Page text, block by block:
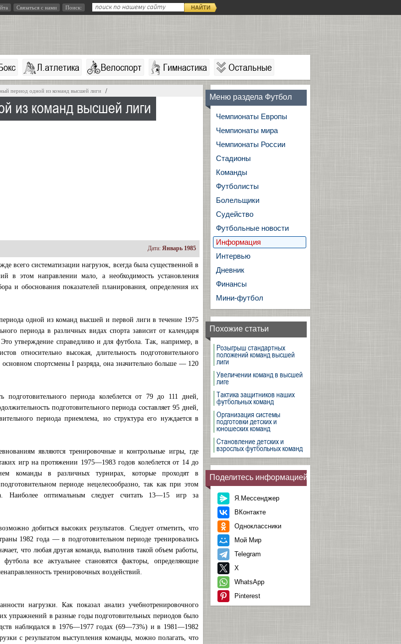
Связаться с нами Поиск: НАЙТИ
Л.атлетика Велоспорт Гимнастика Остальные
период одной из команд высшей лиги
из команд высшей лиги
Дата: Январь 1985
всего систематизации нагрузок, всегда была существенной в
в этом направлении мало, а необходимость установления
и обоснования показателей планирования, определения их
одной из команд высшей и первой лиги в течение 1975
периода в различных видах спорта зависит от календаря
утверждение справедливо и для футбола. Так, например, в
относительно высокая, длительность подготовительного
основном спортсмены I разряда, она значительно больше — 120
подготовительного периода колеблется от 79 до 111 дней,
подготовительного периода составляет 95 дней,
периода приемлема, но структура его нуждается в
являются тренировочные и контрольные игры, где
игр на протяжении 1975—1983 годов колеблется от 14 до
команды в различных турнирах, которые проходят в
периоде нецелесообразно, так как при этом
Наиболее оптимальным следует считать 13—15 игр за
добиться высоких результатов. Следует отметить, что
1982 года — в подготовительном периоде тренировались
что любая другая команда, выполнив такой объем работы,
все актуальнее становятся факторы, определяющие
тренировочных воздействий.
нагрузки. Как показал анализ учебнотренировочного
упражнений в разные годы подготовительных периодов было
наблюдался в 1976—1977 годах (69—73%) и в 1981—1982
с результатом выступления команды, можно полагать, что
Меню раздела Футбол
Чемпионаты Европы
Чемпионаты мира
Чемпионаты России
Стадионы
Команды
Футболисты
Болельщики
Судейство
Футбольные новости
Информация
Интервью
Дневник
Финансы
Мини-футбол
Похожие статьи
Розыгрыш стандартных
положений команд высшей
лиги
Увеличении команд в высшей
лиге
Тактика защитников наших
футбольных команд
Организация системы
подготовки детских и
юношеских команд
Становление детских и
взрослых футбольных команд
Поделитесь информацией
Я.Мессенджер
ВКонтакте
Одноклассники
Мой Мир
Telegram
X
WhatsApp
Pinterest